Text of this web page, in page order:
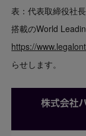
表：代表取締役社
搭載のWorld
https://
らせします。